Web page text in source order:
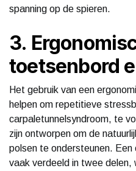
spanning op de spieren.
3.
toetsenbord
Het gebruik van een
helpen om repetitieve
carpaletunnelsyndroom, te
zijn ontworpen om de
polsen te ondersteunen.
vaak verdeeld in twee delen,